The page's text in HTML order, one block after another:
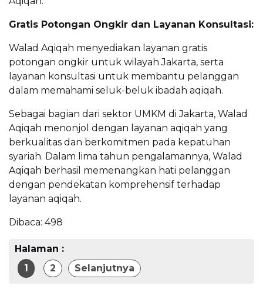
Gratis Potongan Ongkir dan Layanan Konsultasi:
Walad Aqiqah menyediakan layanan gratis
potongan ongkir untuk wilayah Jakarta, serta
layanan konsultasi untuk membantu pelanggan
dalam memahami seluk-beluk ibadah aqiqah.
Sebagai bagian dari sektor UMKM di Jakarta, Walad
Aqiqah menonjol dengan layanan aqiqah yang
berkualitas dan berkomitmen pada kepatuhan
syariah. Dalam lima tahun pengalamannya, Walad
Aqiqah berhasil memenangkan hati pelanggan
dengan pendekatan komprehensif terhadap
layanan aqiqah.
Dibaca: 498
Halaman :
1
2 Selanjutnya